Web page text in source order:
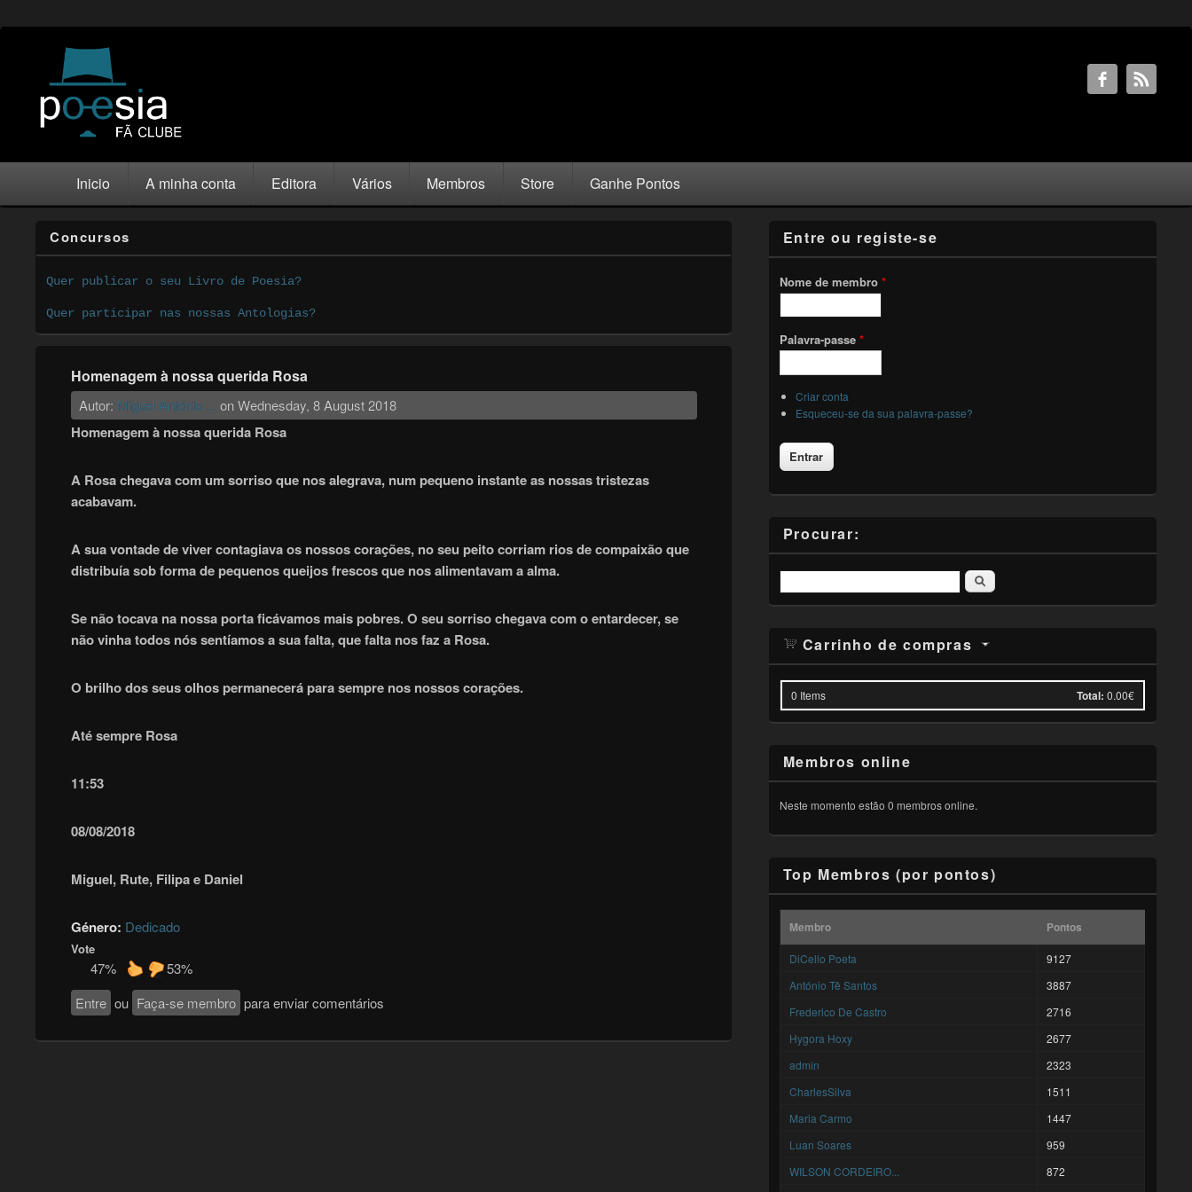
Inicio A minha conta Editora Vários Membros Store Ganhe Pontos
Concursos
Quer publicar o seu Livro de Poesia?
Quer participar nas nossas Antologias?
Homenagem à nossa querida Rosa
Autor: Miguel António ... on Wednesday, 8 August 2018
Homenagem à nossa querida Rosa
A Rosa chegava com um sorriso que nos alegrava, num pequeno instante as nossas tristezas
acabavam.
A sua vontade de viver contagiava os nossos corações, no seu peito corriam rios de compaixão que
distribuía sob forma de pequenos queijos frescos que nos alimentavam a alma.
Se não tocava na nossa porta ficávamos mais pobres. O seu sorriso chegava com o entardecer, se
não vinha todos nós sentíamos a sua falta, que falta nos faz a Rosa.
O brilho dos seus olhos permanecerá para sempre nos nossos corações.
Até sempre Rosa
11:53
08/08/2018
Miguel, Rute, Filipa e Daniel
Género: Dedicado
Vote
47%
53%
Entre ou Faça-se membro para enviar comentários
Entre ou registe-se
Nome de membro *
Palavra-passe *
Criar conta
Esqueceu-se da sua palavra-passe?
Procurar:
Pesquisar
Carrinho de compras
0 Items Total: 0.00€
Membros online
Neste momento estão 0 membros online.
Top Membros (por pontos)
Membro Pontos
DiCello Poeta
9127
António Tê Santos
3887
Frederico De Castro
2716
Hygora Hoxy
2677
admin
2323
CharlesSilva
1511
Maria Carmo
1447
Luan Soares
959
WILSON CORDEIRO...
872